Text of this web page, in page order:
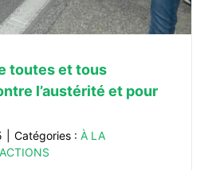
toutes et tous
l’austérité et pour
Catégories : À LA
ACTIONS